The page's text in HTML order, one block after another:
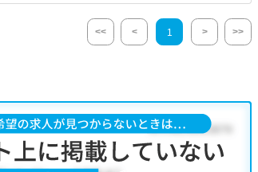
<< < 1 > >>